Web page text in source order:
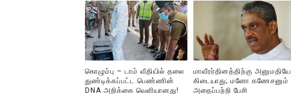
கொழும்பு – டாம் வீதியில் தலை
துண்டிக்கப்பட்ட பெண்ணின்
DNA அறிக்கை வௌியானது!
மாவீரர்தினத்திற்கு அனுமதியே
கிடையாது; மனோ கணேசனும்
அதைப்பற்றி பேசி